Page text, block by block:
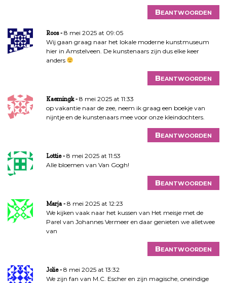
Beantwoorden
Roos
8 mei 2025 at 09:05
Wij gaan graag naar het lokale moderne kunstmuseum
hier in Amstelveen. De kunstenaars zijn dus elke keer
anders
Beantwoorden
Kaemingk
8 mei 2025 at 11:33
op vakantie naar de zee, neem ik graag een boekje van
nijntje en de kunstenaars mee voor onze kleindochters.
Beantwoorden
Lottie
8 mei 2025 at 11:53
Alle bloemen van Van Gogh!
Beantwoorden
Marja
8 mei 2025 at 12:23
We kijken vaak naar het kussen van Het meisje met de
Parel van Johannes Vermeer en daar genieten we alletwee
van
Beantwoorden
Jolie
8 mei 2025 at 13:32
We zijn fan van M.C. Escher en zijn magische, oneindige